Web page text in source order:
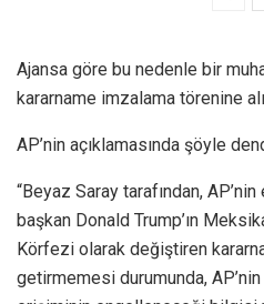
Ajansa göre bu nedenle bir
kararname imzalama törenine
AP’nin açıklamasında şöyle
“Beyaz Saray tarafından,
başkan Donald Trump’ın
Körfezi olarak değiştiren
getirmemesi durumunda,